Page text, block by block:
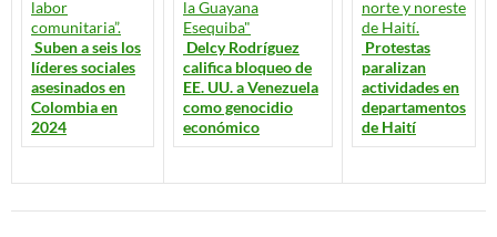
Suben a seis los
líderes sociales
asesinados en
Colombia en
2024
Delcy Rodríguez
califica bloqueo de
EE. UU. a Venezuela
como genocidio
económico
Protestas
paralizan
actividades en
departamentos
de Haití